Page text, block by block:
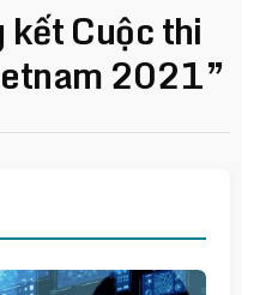
Cuộc thi
2021”